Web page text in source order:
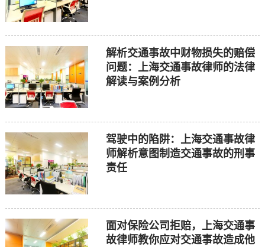
解析交通事故中财物损失的赔偿
问题：上海交通事故律师的法律
解读与案例分析
驾驶中的陷阱：上海交通事故律
师解析意图制造交通事故的刑事
责任
面对保险公司拒赔，上海交通事
故律师教你应对交通事故造成他